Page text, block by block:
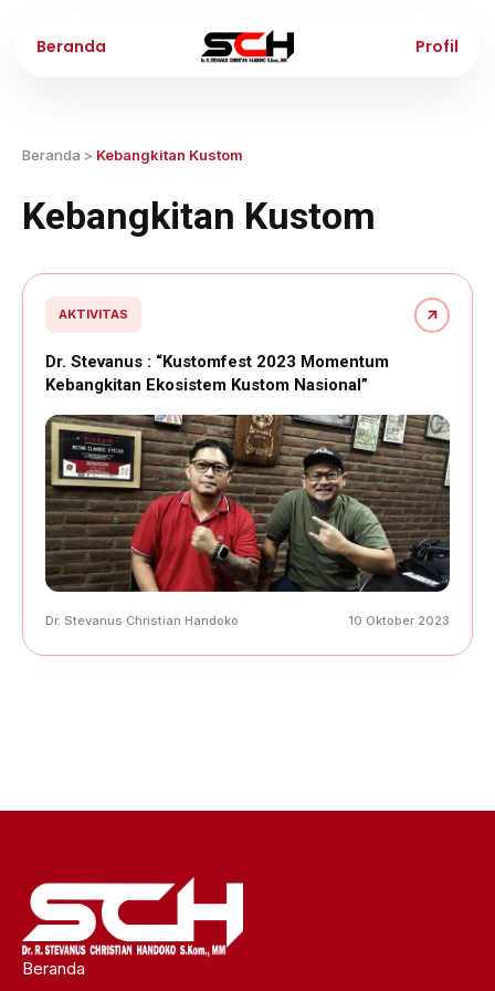
Beranda Profil
Beranda > Kebangkitan Kustom
Kebangkitan Kustom
AKTIVITAS
Dr. Stevanus : “Kustomfest 2023 Momentum
Kebangkitan Ekosistem Kustom Nasional”
Dr. Stevanus Christian Handoko 10 Oktober 2023
Beranda